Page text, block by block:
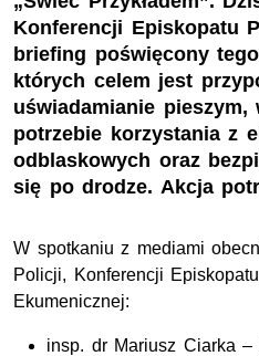
Konferencji Episkopatu
briefing poświęcony
których celem jest
uświadamianie
potrzebie korzystania z
odblaskowych oraz
się po drodze. Akcja
W spotkaniu z mediami
Policji, Konferencji
Ekumenicznej:
insp. dr Mariusz Ciarka –